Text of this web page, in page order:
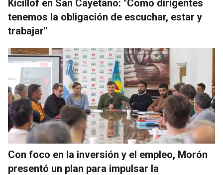
Kicillof en San Cayetano: "Como dirigentes
tenemos la obligación de escuchar, estar y
trabajar"
Con foco en la inversión y el empleo, Morón
presentó un plan para impulsar la